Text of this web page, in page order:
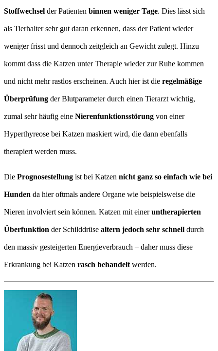
Stoffwechsel der Patienten binnen weniger Tage. Dies lässt sich
als Tierhalter sehr gut daran erkennen, dass der Patient wieder
weniger frisst und dennoch zeitgleich an Gewicht zulegt. Hinzu
kommt dass die Katzen unter Therapie wieder zur Ruhe kommen
und nicht mehr rastlos erscheinen. Auch hier ist die regelmäßige
Überprüfung der Blutparameter durch einen Tierarzt wichtig,
zumal sehr häufig eine Nierenfunktionsstörung von einer
Hyperthyreose bei Katzen maskiert wird, die dann ebenfalls
therapiert werden muss.
Die Prognosestellung ist bei Katzen nicht ganz so einfach wie bei
Hunden da hier oftmals andere Organe wie beispielsweise die
Nieren involviert sein können. Katzen mit eineruntherapierten
Überfunktion der Schilddrüse altern jedoch sehr schnell durch
den massiv gesteigerten Energieverbrauch – daher muss diese
Erkrankung bei Katzen rasch behandelt werden.